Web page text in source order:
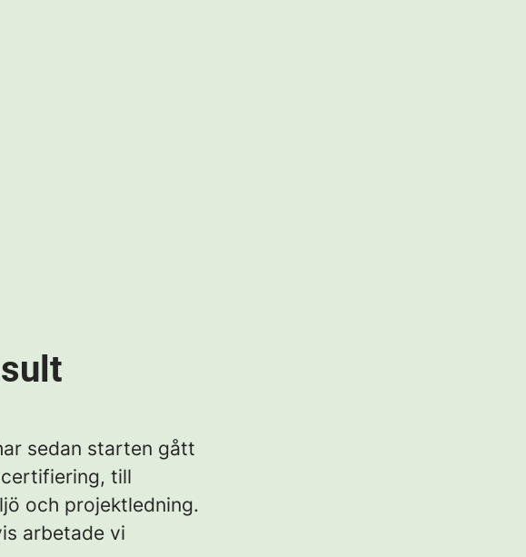
sedan starten gått
till
och projektledning.
arbetade vi